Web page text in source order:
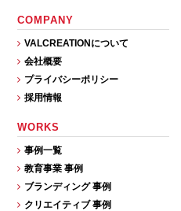
COMPANY
VALCREATIONについて
会社概要
プライバシーポリシー
採用情報
WORKS
事例一覧
教育事業 事例
ブランディング 事例
クリエイティブ 事例